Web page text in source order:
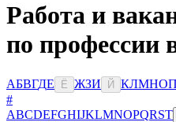
Работа и
по профессии
АБВГДЕ Ё ЖЗИ Й КЛМНОП
#
ABCDEFGHIJKLMNOPQRST